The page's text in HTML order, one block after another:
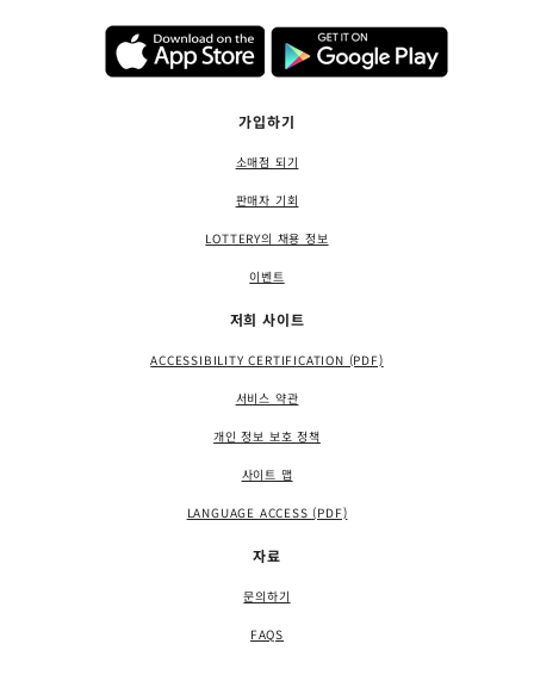
가입하기
소매점 되기
판매자 기회
LOTTERY의 채용 정보
이벤트
저희 사이트
ACCESSIBILITY CERTIFICATION (PDF)
서비스 약관
개인 정보 보호 정책
사이트 맵
LANGUAGE ACCESS (PDF)
자료
문의하기
FAQS